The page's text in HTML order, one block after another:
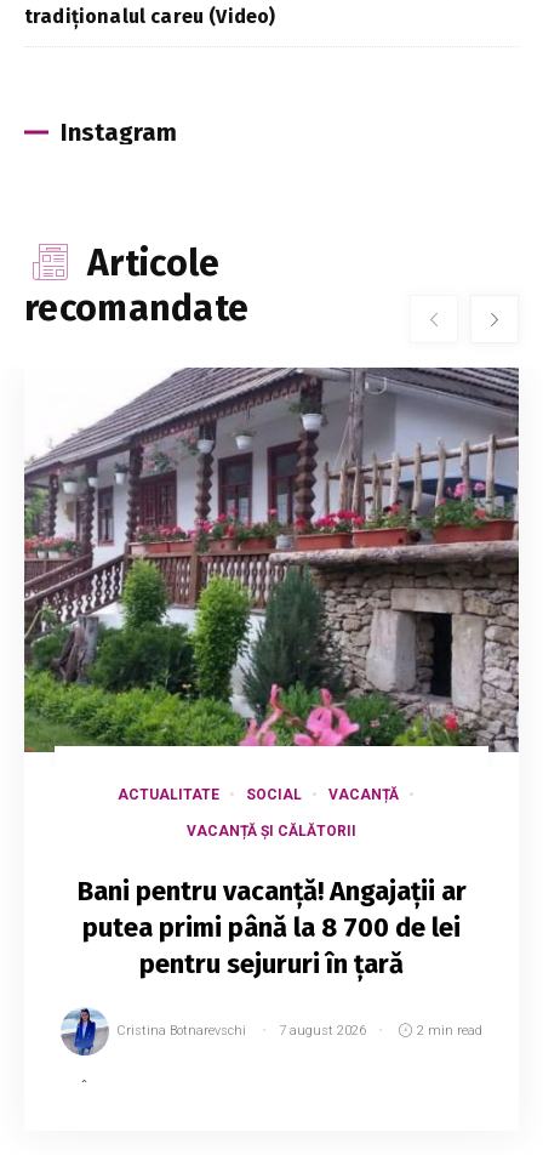
tradiționalul careu (Video)
Instagram
Articole
recomandate
ACTUALITATE SOCIAL VACANȚĂ
VACANȚĂ ȘI CĂLĂTORII
Bani pentru vacanță! Angajații ar
putea primi până la 8 700 de lei
pentru sejururi în țară
Cristina Botnarevschi 7 august 2026 2 min read